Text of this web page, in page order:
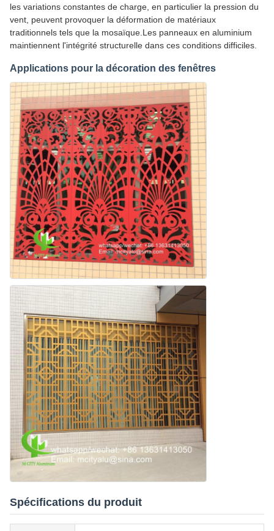
les variations constantes de charge, en particulier la pression du
vent, peuvent provoquer la déformation de matériaux
traditionnels tels que la mosaïque.Les panneaux en aluminium
maintiennent l'intégrité structurelle dans ces conditions difficiles.
Applications pour la décoration des fenêtres
Spécifications du produit